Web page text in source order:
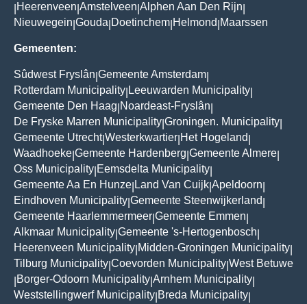
Heerenveen Amstelveen Alphen Aan Den Rijn
Nieuwegein Gouda Doetinchem Helmond Maarssen
Gemeenten:
Sûdwest Fryslân Gemeente Amsterdam
Rotterdam Municipality Leeuwarden Municipality
Gemeente Den Haag Noardeast-Fryslân
De Fryske Marren Municipality Groningen. Municipality
Gemeente Utrecht|Westerkwartier Het Hogeland
Waadhoeke Gemeente Hardenberg Gemeente Almere
Oss Municipality Eemsdelta Municipality
Gemeente Aa En Hunze Land Van Cuijk Apeldoorn
Eindhoven Municipality Gemeente Steenwijkerland
Gemeente Haarlemmermeer Gemeente Emmen
Alkmaar Municipality Gemeente 's-Hertogenbosch
Heerenveen Municipality Midden-Groningen Municipality
Tilburg Municipality Coevorden Municipality West Betuwe
Borger-Odoorn Municipality Arnhem Municipality
Weststellingwerf Municipality Breda Municipality